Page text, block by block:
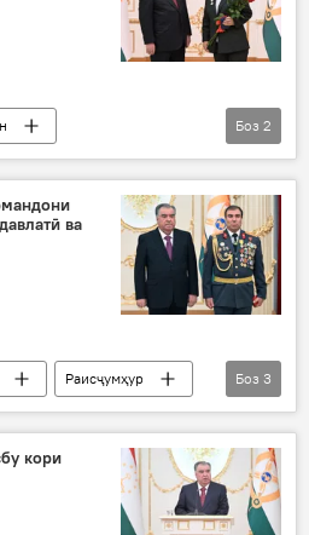
давлатӣ
Боз 2
ва
Раисҷумҳур
генерал
Боз 3
кори